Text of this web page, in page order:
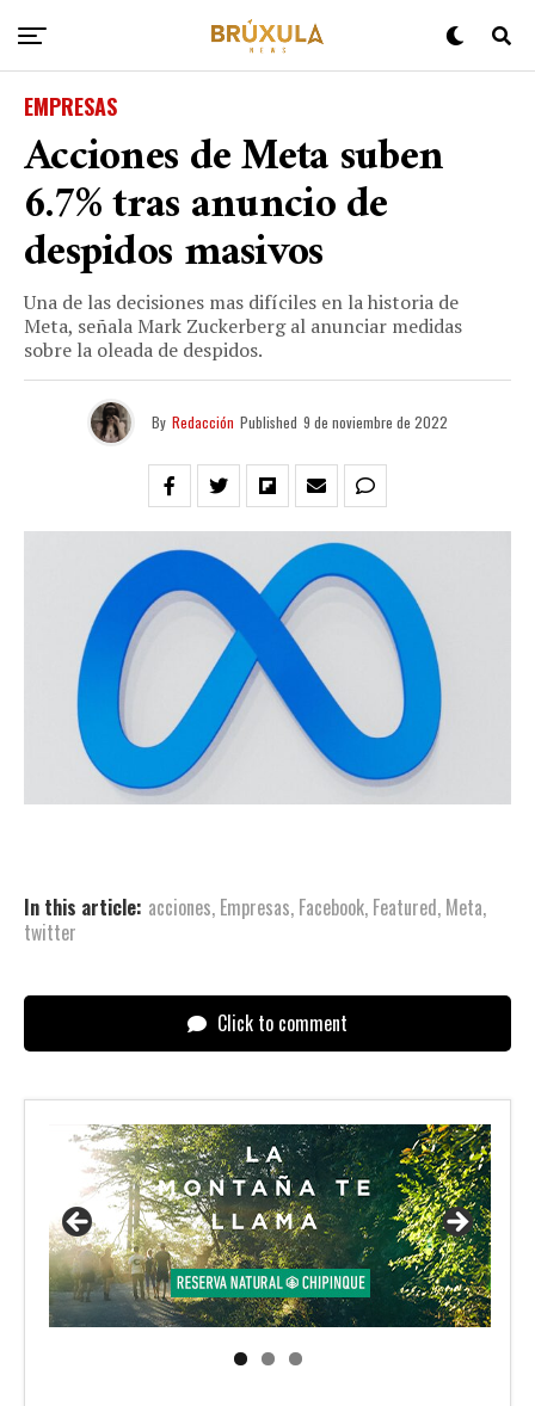
EMPRESAS
Acciones de Meta suben
6.7% tras anuncio de
despidos masivos
Una de las decisiones mas difíciles en la historia de
Meta, señala Mark Zuckerberg al anunciar medidas
sobre la oleada de despidos.
By Redacción Published 9 de noviembre de 2022
In this article: acciones, Empresas, Facebook, Featured, Meta,
twitter
Click to comment